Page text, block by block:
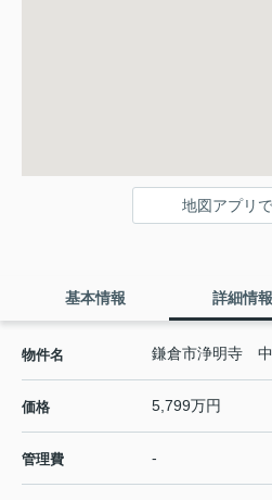
地図アプリ
基本情報 詳細情報
物件名 鎌倉市浄明寺
価格 5,799万円
管理費 -